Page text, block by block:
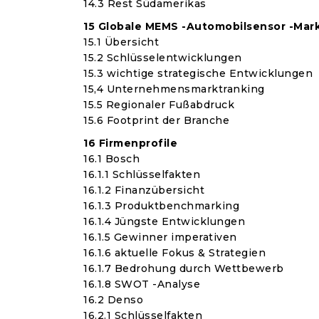
14.3 Rest Südamerikas
15 Globale MEMS -Automobilsensor -
15.1 Übersicht
15.2 Schlüsselentwicklungen
15.3 wichtige strategische Entwicklungen
15,4 Unternehmensmarktranking
15.5 Regionaler Fußabdruck
15.6 Footprint der Branche
16 Firmenprofile
16.1 Bosch
16.1.1 Schlüsselfakten
16.1.2 Finanzübersicht
16.1.3 Produktbenchmarking
16.1.4 Jüngste Entwicklungen
16.1.5 Gewinner imperativen
16.1.6 aktuelle Fokus & Strategien
16.1.7 Bedrohung durch Wettbewerb
16.1.8 SWOT -Analyse
16.2 Denso
16.2.1 Schlüsselfakten